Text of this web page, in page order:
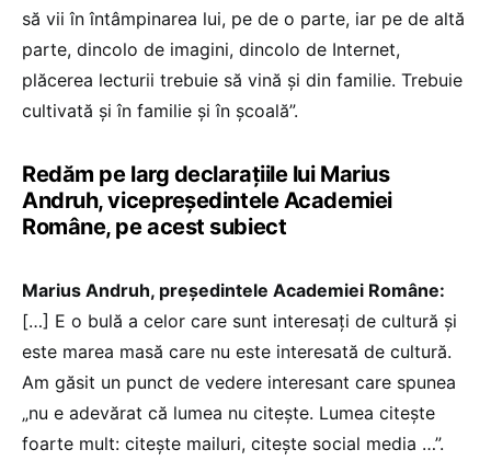
să vii în întâmpinarea lui, pe de o parte, iar pe de altă
parte, dincolo de imagini, dincolo de Internet,
plăcerea lecturii trebuie să vină și din familie. Trebuie
cultivată și în familie și în școală”.
Redăm pe larg declarațiile lui Marius
Andruh, vicepreședintele Academiei
Române, pe acest subiect
Marius Andruh, președintele Academiei Române:
[…] E o bulă a celor care sunt interesați de cultură și
este marea masă care nu este interesată de cultură.
Am găsit un punct de vedere interesant care spunea
„nu e adevărat că lumea nu citește. Lumea citește
foarte mult: citește mailuri, citește social media …”.